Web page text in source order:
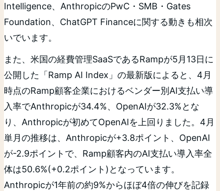
Intelligence、AnthropicのPwC・SMB・Gates
Foundation、ChatGPT Financeに関する動きも相次
いでいます。
また、米国の経費管理SaaSであるRampが5月13日に
公開した「Ramp AI Index」の最新版によると、4月
時点のRamp顧客企業におけるベンダー別AI支払い導
入率でAnthropicが34.4%、OpenAIが32.3%とな
り、Anthropicが初めてOpenAIを上回りました。4月
単月の推移は、Anthropicが+3.8ポイント、OpenAI
が-2.9ポイントで、Ramp顧客内のAI支払い導入率全
体は50.6%(+0.2ポイント)となっています。
Anthropicが1年前の約9%からほぼ4倍の伸びを記録